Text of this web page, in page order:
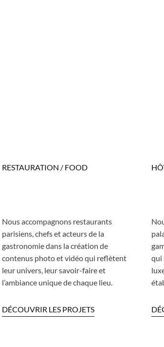
RESTAURATION / FOOD
Nous accompagnons restaurants
parisiens, chefs et acteurs de la
gastronomie dans la création de
contenus photo et vidéo qui reflètent
leur univers, leur savoir-faire et
l’ambiance unique de chaque lieu.
DÉCOUVRIR LES PROJETS
qui